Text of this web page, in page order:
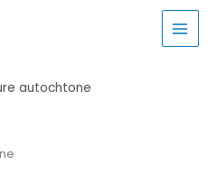
autochtone